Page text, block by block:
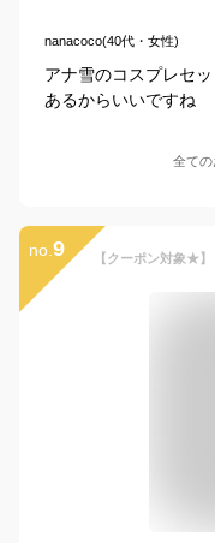
nanacoco(40代・女性)
アナ雪のコスプレセ
あるからいいですね
全ての
no. 9